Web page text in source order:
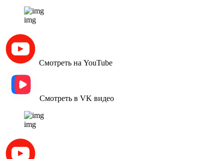
img
Смотреть на YouTube
Смотреть в VK видео
img